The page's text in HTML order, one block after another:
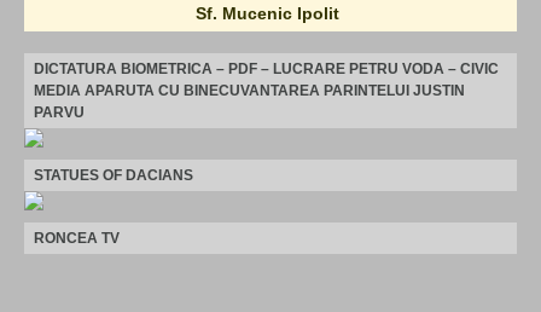
Sf. Mucenic Ipolit
DICTATURA BIOMETRICA – PDF – LUCRARE PETRU VODA – CIVIC
MEDIA APARUTA CU BINECUVANTAREA PARINTELUI JUSTIN
PARVU
STATUES OF DACIANS
RONCEA TV